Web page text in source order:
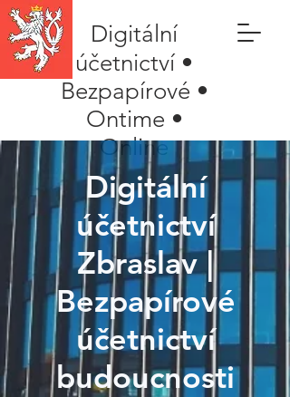
Digitální
účetnictví •
Bezpapírové •
Ontime •
Online
Digitální
účetnictví
Zbraslav |
Bezpapírové
účetnictví
budoucnosti